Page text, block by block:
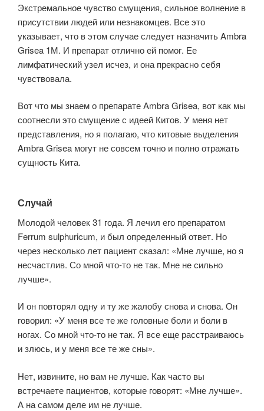
Экстремальное чувство смущения, сильное волнение в
присутствии людей или незнакомцев. Все это
указывает, что в этом случае следует назначить Ambra
Grisea 1М. И препарат отлично ей помог. Ее
лимфатический узел исчез, и она прекрасно себя
чувствовала.
Вот что мы знаем о препарате Ambra Grisea, вот как мы
соотнесли это смущение с идеей Китов. У меня нет
представления, но я полагаю, что китовые выделения
Ambra Grisea могут не совсем точно и полно отражать
сущность Кита.
Случай
Молодой человек 31 года. Я лечил его препаратом
Ferrum sulphuricum, и был определенный ответ. Но
через несколько лет пациент сказал: «Мне лучше, но я
несчастлив. Со мной что-то не так. Мне не сильно
лучше».
И он повторял одну и ту же жалобу снова и снова. Он
говорил: «У меня все те же головные боли и боли в
ногах. Со мной что-то не так. Я все еще расстраиваюсь
и злюсь, и у меня все те же сны».
Нет, извините, но вам не лучше. Как часто вы
встречаете пациентов, которые говорят: «Мне лучше».
А на самом деле им не лучше.